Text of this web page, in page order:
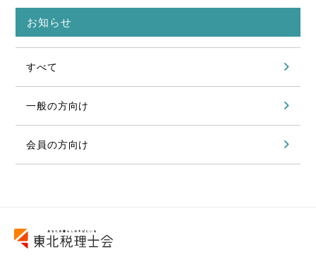
お知らせ
すべて
一般の方向け
会員の方向け